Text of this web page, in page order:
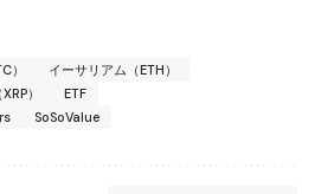
）
イーサリアム（ETH）
）
ETF
SoSoValue